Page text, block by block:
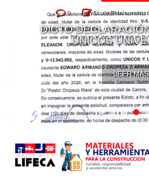
0 Diario El Informante
DICTO
ÚNICOS
LEER MÁS